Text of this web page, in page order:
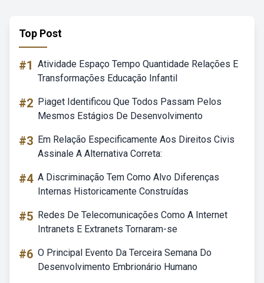
Top Post
#1 Atividade Espaço Tempo Quantidade Relações E
Transformações Educação Infantil
#2 Piaget Identificou Que Todos Passam Pelos
Mesmos Estágios De Desenvolvimento
#3 Em Relação Especificamente Aos Direitos Civis
Assinale A Alternativa Correta:
#4 A Discriminação Tem Como Alvo Diferenças
Internas Historicamente Construídas
#5 Redes De Telecomunicações Como A Internet
Intranets E Extranets Tornaram-se
#6 O Principal Evento Da Terceira Semana Do
Desenvolvimento Embrionário Humano